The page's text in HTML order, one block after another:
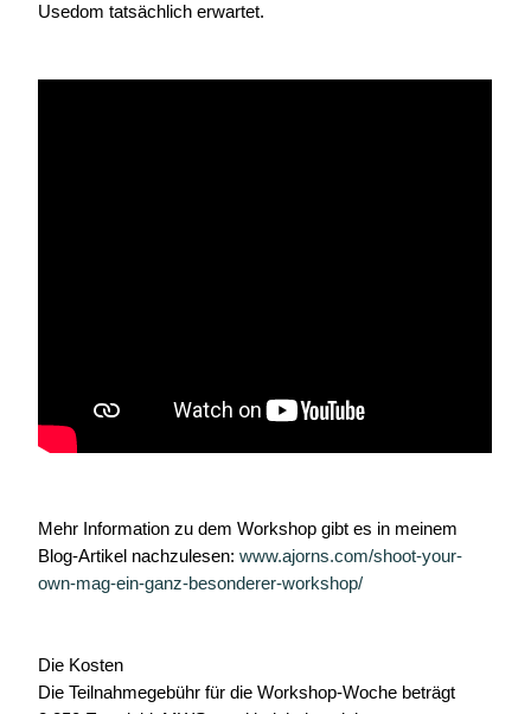
Usedom tatsächlich erwartet.
Mehr Information zu dem Workshop gibt es in meinem
Blog-Artikel nachzulesen:www.ajorns.com/shoot-your-
own-mag-ein-ganz-besonderer-workshop/
Die Kosten
Die Teilnahmegebühr für die Workshop-Woche beträgt